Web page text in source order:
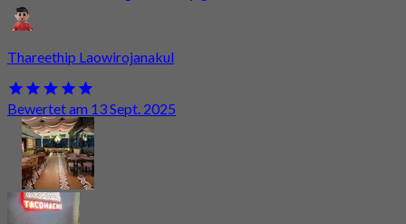
Thareethip Laowirojanakul
Bewertet am 13 Sept. 2025